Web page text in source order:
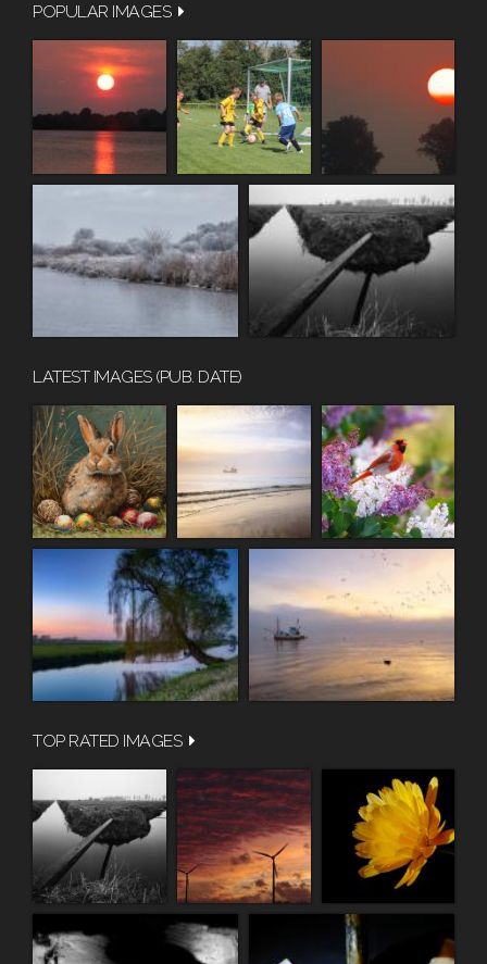
POPULAR IMAGES
LATEST IMAGES (PUB. DATE)
TOP RATED IMAGES